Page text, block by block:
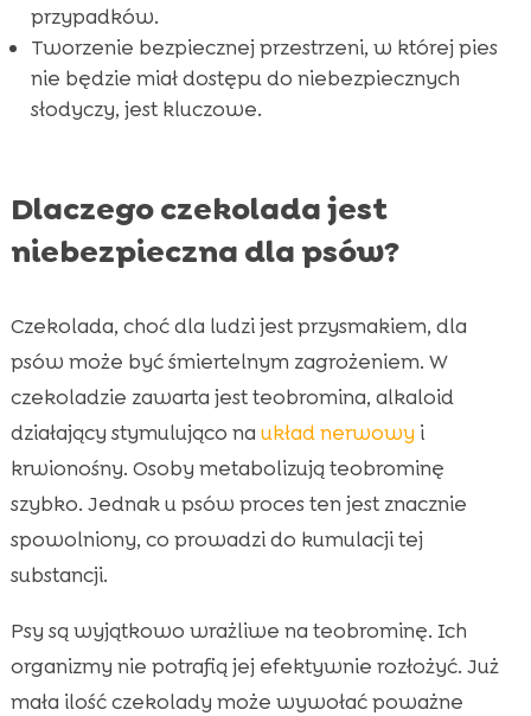
przypadków.
Tworzenie bezpiecznej przestrzeni, w której pies
nie będzie miał dostępu do niebezpiecznych
słodyczy, jest kluczowe.
Dlaczego czekolada jest
niebezpieczna dla psów?
Czekolada, choć dla ludzi jest przysmakiem, dla
psów może być śmiertelnym zagrożeniem. W
czekoladzie zawarta jest teobromina, alkaloid
działający stymulująco na układ nerwowy i
krwionośny. Osoby metabolizują teobrominę
szybko. Jednak u psów proces ten jest znacznie
spowolniony, co prowadzi do kumulacji tej
substancji.
Psy są wyjątkowo wrażliwe na teobrominę. Ich
organizmy nie potrafią jej efektywnie rozłożyć. Już
mała ilość czekolady może wywołać poważne